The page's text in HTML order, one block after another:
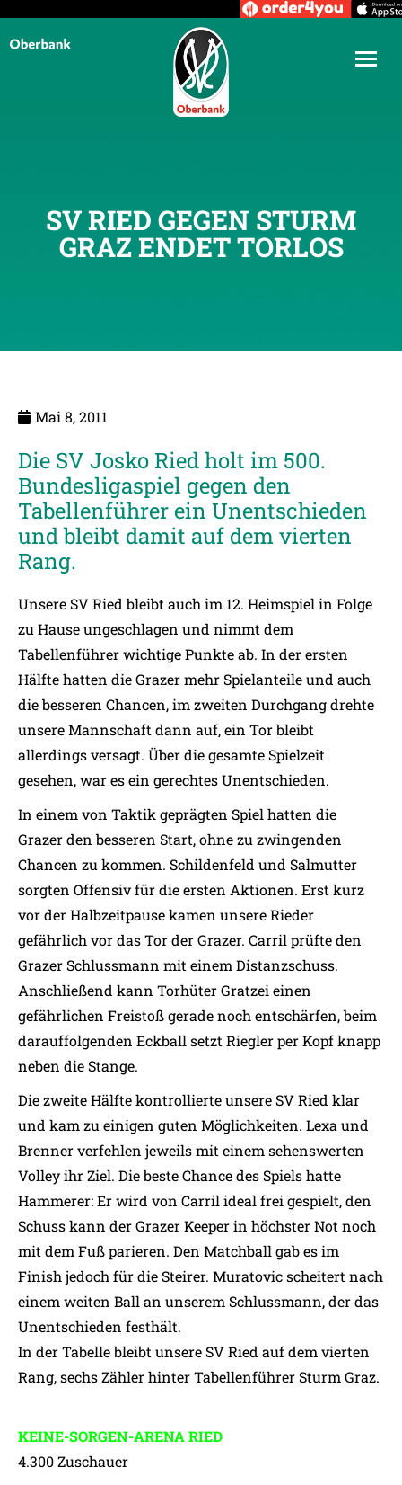
SV RIED GEGEN STURM
GRAZ ENDET TORLOS
Mai 8, 2011
Die SV Josko Ried holt im 500.
Bundesligaspiel gegen den
Tabellenführer ein Unentschieden
und bleibt damit auf dem vierten
Rang.
Unsere SV Ried bleibt auch im 12. Heimspiel in Folge
zu Hause ungeschlagen und nimmt dem
Tabellenführer wichtige Punkte ab. In der ersten
Hälfte hatten die Grazer mehr Spielanteile und auch
die besseren Chancen, im zweiten Durchgang drehte
unsere Mannschaft dann auf, ein Tor bleibt
allerdings versagt. Über die gesamte Spielzeit
gesehen, war es ein gerechtes Unentschieden.
In einem von Taktik geprägten Spiel hatten die
Grazer den besseren Start, ohne zu zwingenden
Chancen zu kommen. Schildenfeld und Salmutter
sorgten Offensiv für die ersten Aktionen. Erst kurz
vor der Halbzeitpause kamen unsere Rieder
gefährlich vor das Tor der Grazer. Carril prüfte den
Grazer Schlussmann mit einem Distanzschuss.
Anschließend kann Torhüter Gratzei einen
gefährlichen Freistoß gerade noch entschärfen, beim
darauffolgenden Eckball setzt Riegler per Kopf knapp
neben die Stange.
Die zweite Hälfte kontrollierte unsere SV Ried klar
und kam zu einigen guten Möglichkeiten. Lexa und
Brenner verfehlen jeweils mit einem sehenswerten
Volley ihr Ziel. Die beste Chance des Spiels hatte
Hammerer: Er wird von Carril ideal frei gespielt, den
Schuss kann der Grazer Keeper in höchster Not noch
mit dem Fuß parieren. Den Matchball gab es im
Finish jedoch für die Steirer. Muratovic scheitert nach
einem weiten Ball an unserem Schlussmann, der das
Unentschieden festhält.
In der Tabelle bleibt unsere SV Ried auf dem vierten
Rang, sechs Zähler hinter Tabellenführer Sturm Graz.
KEINE-SORGEN-ARENA RIED
4.300 Zuschauer